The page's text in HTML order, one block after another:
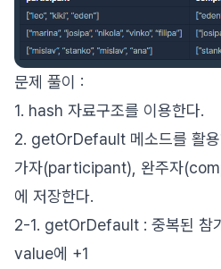
문제 풀이 :
1. hash 자료구조를 이용한다.
2. getOrDefault 메소드를 활
가자(participant), 완주자
에 저장한다.
2-1. getOrDefault : 중복된 참
value에 +1